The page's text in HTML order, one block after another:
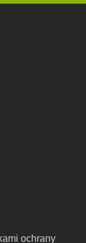
ochrany